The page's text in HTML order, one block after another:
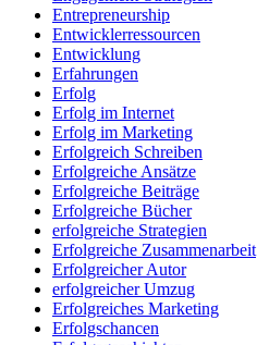
Entrepreneurship
Entwicklerressourcen
Entwicklung
Erfahrungen
Erfolg
Erfolg im Internet
Erfolg im Marketing
Erfolgreich Schreiben
Erfolgreiche Ansätze
Erfolgreiche Beiträge
Erfolgreiche Bücher
erfolgreiche Strategien
Erfolgreiche Zusammenarbeit
Erfolgreicher Autor
erfolgreicher Umzug
Erfolgreiches Marketing
Erfolgschancen